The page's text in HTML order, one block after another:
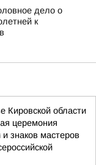
дело о
к
Кировской области
церемония
знаков мастеров